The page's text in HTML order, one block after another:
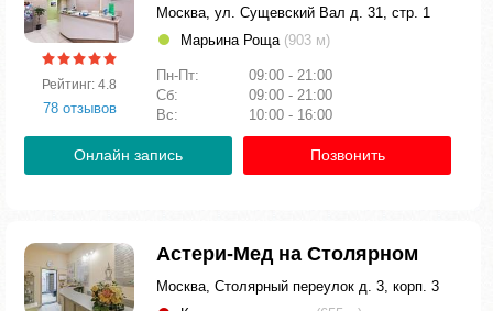
Рейтинг: 4.8
78 отзывов
Москва, ул. Сущевский Вал д. 31, стр. 1
Марьина Роща (903 м)
Пн-Пт:
09:00 - 21:00
Сб:
09:00 - 21:00
Вс:
10:00 - 16:00
Онлайн запись Позвонить
Астери-Мед на Столярном
Москва, Столярный переулок д. 3, корп. 3